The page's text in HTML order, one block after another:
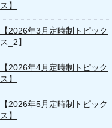
ス】
【2026年3月定時制トピック
ス_2】
【2026年4月定時制トピック
ス】
【2026年5月定時制トピック
ス】